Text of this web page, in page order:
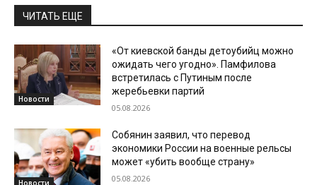
ЧИТАТЬ ЕЩЕ
Новости
«От киевской банды детоубийц можно
ожидать чего угодно». Памфилова
встретилась с Путиным после
жеребьевки партий
05.08.2026
Новости
Собянин заявил, что перевод
экономики России на военные рельсы
может «убить вообще страну»
05.08.2026